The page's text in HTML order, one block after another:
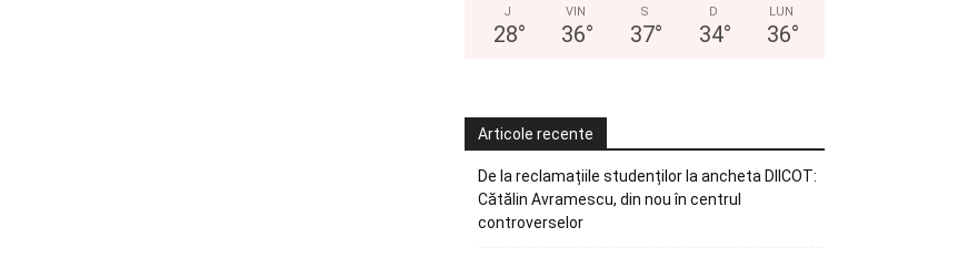
J
28°
VIN
36°
S
37°
D
34°
LUN
36°
Articole recente
De la reclamațiile studenților la ancheta DIICOT:
Cătălin Avramescu, din nou în centrul
controverselor